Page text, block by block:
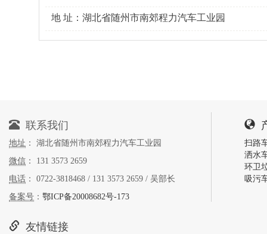
地 址：湖北省随州市南郊程力汽车工业园
联系我们
地址 ： 湖北省随州市南郊程力汽车工业园
微信 ： 131 3573 2659
电话 ： 0722-3818468 / 131 3573 2659 / 吴部长
备案号 ： 鄂ICP备20008682号-173
扫路
洒水
环卫
吸污
友情链接